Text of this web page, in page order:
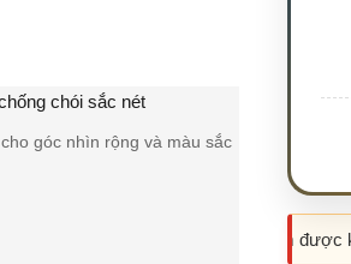
góc nhìn rộng và màu sắc
Cận
Sản phẩm được kiểm tra